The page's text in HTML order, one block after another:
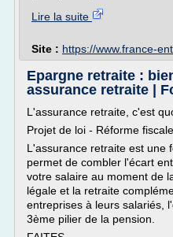
Lire la suite
Site : https://www.france-
Epargne retraite :
assurance retraite |
L'assurance retraite, c'est
Projet de loi - Réforme fiscale
L'assurance retraite est une
permet de combler l'écart
votre salaire au moment de
légale et la retraite
entreprises à leurs salariés,
3ème pilier de la pension.